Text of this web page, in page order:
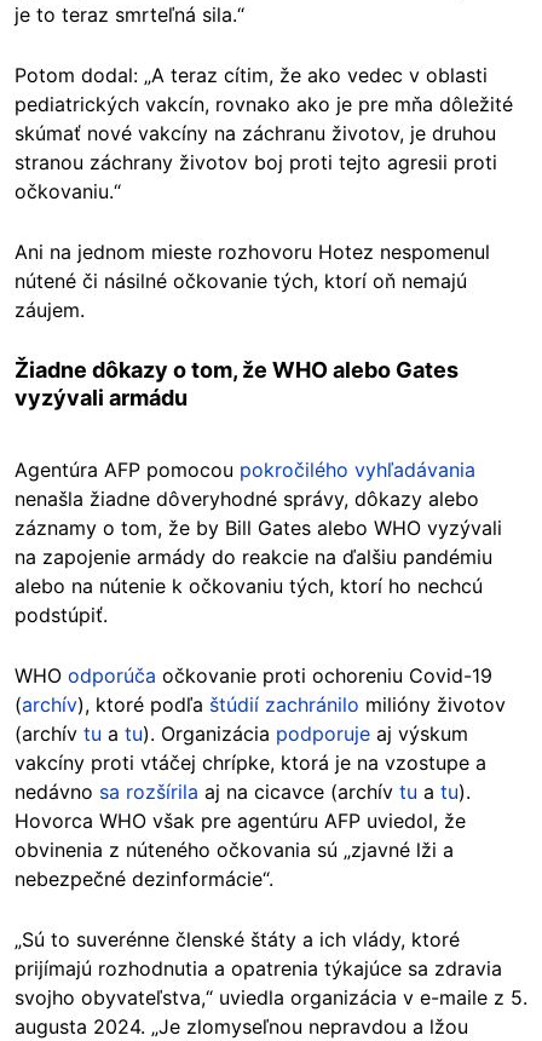
je to teraz smrteľná sila.“
Potom dodal: „A teraz cítim, že ako vedec v oblasti
pediatrických vakcín, rovnako ako je pre mňa dôležité
skúmať nové vakcíny na záchranu životov, je druhou
stranou záchrany životov boj proti tejto agresii proti
očkovaniu.“
Ani na jednom mieste rozhovoru Hotez nespomenul
nútené či násilné očkovanie tých, ktorí oň nemajú
záujem.
Žiadne dôkazy o tom, že WHO alebo Gates
vyzývali armádu
Agentúra AFP pomocou pokročilého vyhľadávania
nenašla žiadne dôveryhodné správy, dôkazy alebo
záznamy o tom, že by Bill Gates alebo WHO vyzývali
na zapojenie armády do reakcie na ďalšiu pandémiu
alebo na nútenie k očkovaniu tých, ktorí ho nechcú
podstúpiť.
WHO odporúča očkovanie proti ochoreniu Covid-19
(archív), ktoré podľa štúdií zachránilo milióny životov
(archív tu a tu). Organizácia podporuje aj výskum
vakcíny proti vtáčej chrípke, ktorá je na vzostupe a
nedávno sa rozšírila aj na cicavce (archív tu a tu).
Hovorca WHO však pre agentúru AFP uviedol, že
obvinenia z núteného očkovania sú „zjavné lži a
nebezpečné dezinformácie“.
„Sú to suverénne členské štáty a ich vlády, ktoré
prijímajú rozhodnutia a opatrenia týkajúce sa zdravia
svojho obyvateľstva,“ uviedla organizácia v e-maile z 5.
augusta 2024. „Je zlomyseľnou nepravdou a lžou